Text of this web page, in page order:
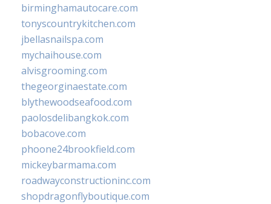
birminghamautocare.com
tonyscountrykitchen.com
jbellasnailspa.com
mychaihouse.com
alvisgrooming.com
thegeorginaestate.com
blythewoodseafood.com
paolosdelibangkok.com
bobacove.com
phoone24brookfield.com
mickeybarmama.com
roadwayconstructioninc.com
shopdragonflyboutique.com